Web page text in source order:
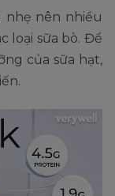
nhẹ nên nhiều
loại sữa bò. Để
của sữa hạt,